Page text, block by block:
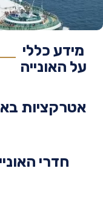
כללי
האונייה
באונייה
חדרי האונייה